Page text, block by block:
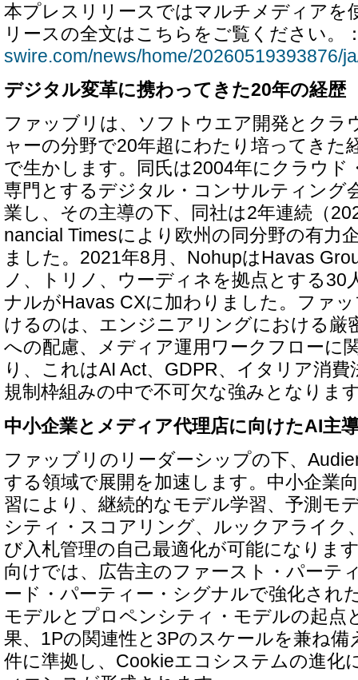
本プレスリリースではマルチメディアを
リースの全文はこちらをご覧ください。
swire.com/news/home/20260519393876/
デジタル変革に携わってきた20年の経歴
ファッブリは、ソフトウエア開発とクラ
ャーの分野で20年超にわたり培ってきた
で生かします。同氏は2004年にクラウド
専門とするデジタル・コンサルティング
業し、その主導の下、同社は2年連続（
nancial Timesにより欧州の同分野の有力
ました。2021年8月、NohupはHavas
ノ、トリノ、ウーディネを拠点とする30
ナルがHavas CXに加わりました。ファ
けるのは、エンジニアリングにおける厳
への配慮、メディア運用ワークフローに
り、これはAI Act、GDPR、イタリア消
規制枠組みの中で不可欠な強みとなりま
中小企業とメディア代理店に向けたAI主
ファッブリのリーダーシップの下、
する領域で展開を加速します。中小企業
習により、継続的なモデル学習、予測モ
シティ・スコアリング、ルックアライク
び入札管理の自己最適化が可能になりま
向けでは、広告主のファースト・パーテ
ード・パーティー・シグナルで強化され
モデルとプロペンシティ・モデルの起点
果、1Pの関連性と3Pのスケールを兼ね備
件に準拠し、Cookieエコシステムの進化